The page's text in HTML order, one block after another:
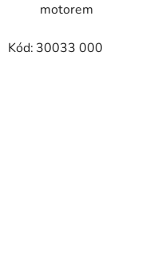
motorem
Kód: 30033 000